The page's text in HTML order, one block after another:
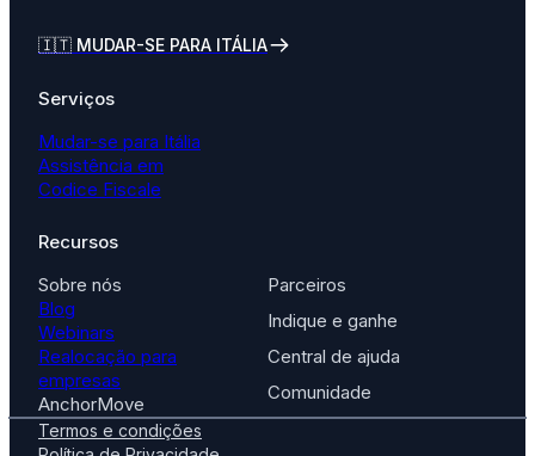
🇮🇹 MUDAR-SE PARA ITÁLIA
Serviços
Mudar-se para Itália
Assistência em
Codice Fiscale
Recursos
Sobre nós
Blog
Webinars
Realocação para
empresas
AnchorMove
Parceiros
Indique e ganhe
Central de ajuda
Comunidade
Termos e condições